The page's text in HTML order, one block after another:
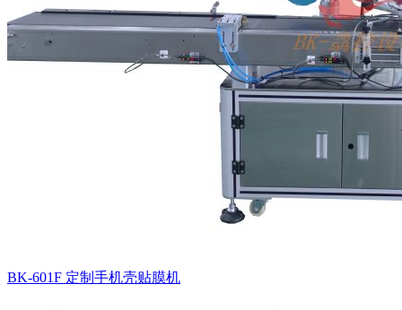
BK-601F 定制手机壳贴膜机